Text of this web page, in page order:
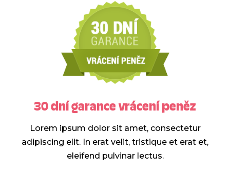
30 dní garance vrácení peněz
Lorem ipsum dolor sit amet, consectetur
adipiscing elit. In erat velit, tristique et erat et,
eleifend pulvinar lectus.